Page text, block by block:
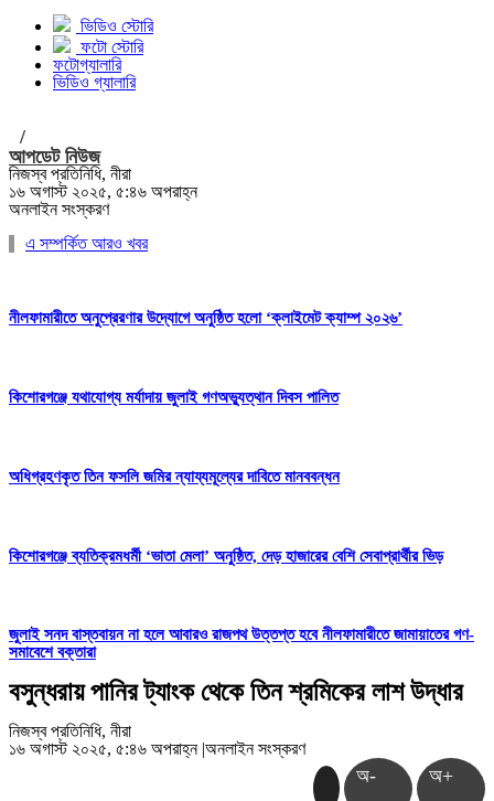
ভিডিও স্টোরি
ফটো স্টোরি
ফটোগ্যালারি
ভিডিও গ্যালারি
/
আপডেট নিউজ
নিজস্ব প্রতিনিধি, নীরা
১৬ অগাস্ট ২০২৫, ৫:৪৬ অপরাহ্ন
অনলাইন সংস্করণ
এ সম্পর্কিত আরও খবর
নীলফামারীতে অনুপ্রেরণার উদ্যোগে অনুষ্ঠিত হলো ‘ক্লাইমেট ক্যাম্প ২০২৬’
কিশোরগঞ্জে যথাযোগ্য মর্যাদায় জুলাই গণঅভ্যুত্থান দিবস পালিত
অধিগ্রহণকৃত তিন ফসলি জমির ন্যায্যমূল্যের দাবিতে মানববন্ধন
কিশোরগঞ্জে ব্যতিক্রমধর্মী ‘ভাতা মেলা’ অনুষ্ঠিত, দেড় হাজারের বেশি সেবাপ্রার্থীর ভিড়
জুলাই সনদ বাস্তবায়ন না হলে আবারও রাজপথ উত্তপ্ত হবে নীলফামারীতে জামায়াতের গণ-
সমাবেশে বক্তারা
বসুন্ধরায় পানির ট্যাংক থেকে তিন শ্রমিকের লাশ উদ্ধার
নিজস্ব প্রতিনিধি, নীরা
১৬ অগাস্ট ২০২৫, ৫:৪৬ অপরাহ্ন |অনলাইন সংস্করণ
অ- অ+